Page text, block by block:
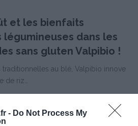
- Do Not Process My
et les bienfaits
dans les
sans gluten Valpibio !
au blé, Valpibio innove
de riz…